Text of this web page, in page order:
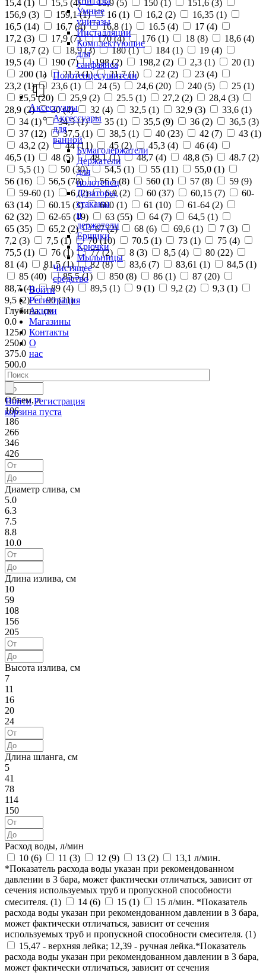
Умные
унитазы
Инсталляции
Комплектующие
для
санфаянса
Полотенцесушители
Аксессуары
Аксессуары
для
ванной
Бумагодержатели
Держатели
для
полотенец
Дозаторы,
стаканы
и
держатели
Ершики
Крючки
Мыльницы
Чистящее
средство
Войти
Регистрация
Акции
Магазины
Контакты
О
нас
Войти Регистрация
корзина пуста
15,4 (1 ) 15,5 (4) 15,9 (5) 150 (1 ) 151,6 (3)
156,9 (3) 159,1 (1) 16 (1) 16,2 (2) 16,35 (1)
16,5 (14) 16,7 (4) 16,8 (1) 16.5 (4) 17 (4)
17,2 (3) 17,9 (7) 170 (4) 176 (1) 18 (8) 18,6 (4)
18,7 (2) 18,9 (3) 180 (1) 184 (1) 19 (4)
19,5 (4) 190 (7) 198 (2) 198,2 (2) 2,3 (1) 20 (1)
200 (1) 21,3 (1) 21,7 (1) 22 (2) 23 (4)
23,2 (1) 23,6 (1) 24 (5) 24,6 (20) 240 (5) 25 (1)
25,5 (20) 25,9 (2) 25.5 (1) 27,2 (2) 28,4 (3)
28,9 (2) 30 (4) 32 (4) 32,5 (1) 32,9 (3) 33,6 (1)
34 (1) 34,5 (1) 35 (1) 35,5 (9) 36 (2) 36,5 (3)
37 (12) 37,5 (1) 38,5 (1) 40 (23) 42 (7) 43 (1)
43,2 (2) 44 (11) 45 (2) 45,3 (4) 46 (4)
46,5 (1) 48 (5) 48,1 (1) 48,7 (4) 48,8 (5) 48.7 (2)
5,5 (1) 50 (30) 54,5 (1) 55 (11) 55,0 (1)
56 (16) 56,5 (78) 56.5 (8) 560 (1) 57 (8) 59 (9)
59-60 (1) 6 (2) 6,9 (2) 60 (37) 60,15 (7)
60-
63 (14) 60.15 (3) 600 (1) 61 (10) 61-64 (2)
62 (32) 62-65 (19) 63 (55) 64 (7) 64,5 (1)
65 (35) 65,2 (2) 67 (2) 68 (6) 69,6 (1) 7 (3)
7,2 (3) 7,5 (1) 70 (10) 70.5 (1) 73 (1) 75 (4)
75,5 (1) 76 (1) 77 (2) 8 (3) 8,5 (4) 80 (22)
81 (4) 81,5 (1) 82 (8) 83,6 (7) 83,61 (1) 84,5 (1)
85 (40) 85,5 (1) 850 (8) 86 (1) 87 (20)
88,7 (4) 89 (4) 89,5 (1) 9 (1) 9,2 (2) 9,3 (1)
9,5 (2) 90 (21)
Глубина, см
0.0
125.0
250.0
375.0
500.0
Объем, л
106
186
266
346
426
Диаметр слива, см
5.0
6.3
7.5
8.8
10.0
Длина излива, см
10
59
108
156
205
Высота излива, см
7
11
16
20
24
Длина шланга, см
5
41
78
114
150
Расход воды, л/мин
10 (6) 11 (3) 12 (9) 13 (2)
13,1 л/мин.
*Показатель расхода воды указан при рекомендованном
давлении в 3 бара, может фактически отличаться, зависит от
сечения используемых труб и пропускной способности
смесителя. (1) 14 (6) 15 (1)
15 л/мин. *Показатель
расхода воды указан при рекомендованном давлении в 3 бара,
может фактически отличаться, зависит от сечения
используемых труб и пропускной способности смесителя. (1)
15,47 - верхняя лейка; 12,39 - ручная лейка.*Показатель
расхода воды указан при рекомендованном давлении в 3 бара,
может фактически отличаться, зависит от сечения